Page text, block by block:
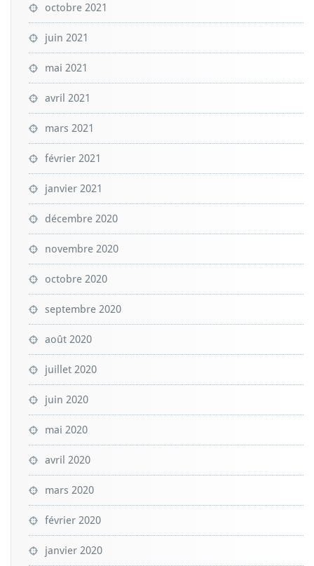
octobre 2021
juin 2021
mai 2021
avril 2021
mars 2021
février 2021
janvier 2021
décembre 2020
novembre 2020
octobre 2020
septembre 2020
août 2020
juillet 2020
juin 2020
mai 2020
avril 2020
mars 2020
février 2020
janvier 2020